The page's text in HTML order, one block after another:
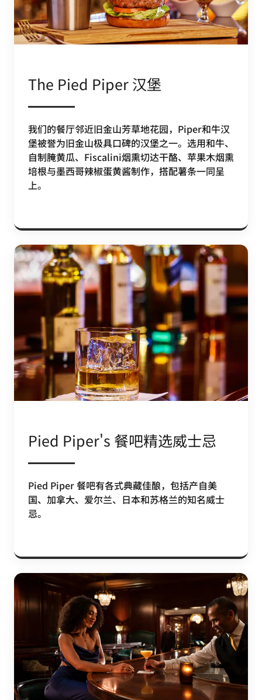
The Pied Piper 汉堡
我们的餐厅邻近旧金山芳草地花园，Piper和牛汉
堡被誉为旧金山极具口碑的汉堡之一。选用和牛、
自制腌黄瓜、Fiscalini烟熏切达干酪、苹果木烟熏
培根与墨西哥辣椒蛋黄酱制作，搭配薯条一同呈
上。
Pied Piper's 餐吧精选威士忌
Pied Piper 餐吧有各式典藏佳酿，包括产自美
国、加拿大、爱尔兰、日本和苏格兰的知名威士
忌。